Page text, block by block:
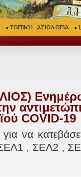
ΤΟΠΙΚΗ ΑΓΙΟΛΟΓΙΑ
COVID-19
να
: ΣΕΛ1 , ΣΕΛ2 ,